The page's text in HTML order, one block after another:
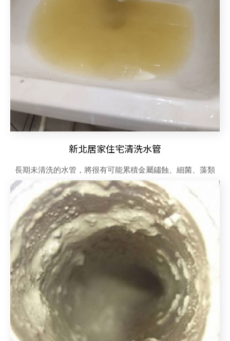
新北居家住宅清洗水管
長期未清洗的水管，將很有可能累積金屬鏽蝕、細菌、藻類